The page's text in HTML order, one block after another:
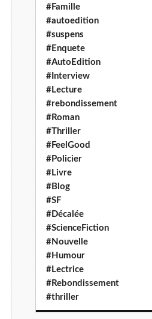
#Famille
#autoedition
#suspens
#Enquete
#AutoEdition
#Interview
#Lecture
#rebondissement
#Roman
#Thriller
#FeelGood
#Policier
#Livre
#Blog
#SF
#Décalée
#ScienceFiction
#Nouvelle
#Humour
#Lectrice
#Rebondissement
#thriller